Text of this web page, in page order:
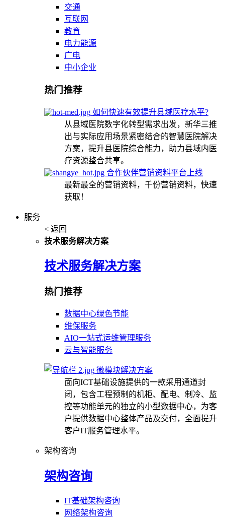
交通
互联网
教育
电力能源
广电
中小企业
热门推荐
如何快速有效提升县域医疗水平?
从县域医院数字化转型需求出发，新华三推
出与实际应用场景紧密结合的智慧医院解决
方案，提升县医院综合能力，助力县域内医
疗资源整合共享。
合作伙伴营销资料平台上线
最新最全的营销资料，千份营销资料，快速
获取！
服务
< 返回
技术服务解决方案
技术服务解决方案
热门推荐
数据中心绿色节能
维保服务
AIO一站式运维管理服务
云与智能服务
微模块解决方案
面向ICT基础设施提供的一款采用通道封
闭，包含工程预制的机柜、配电、制冷、监
控等功能单元的独立的小型数据中心，为客
户提供数据中心整体产品及交付，全面提升
客户IT服务管理水平。
架构咨询
架构咨询
IT基础架构咨询
网络架构咨询